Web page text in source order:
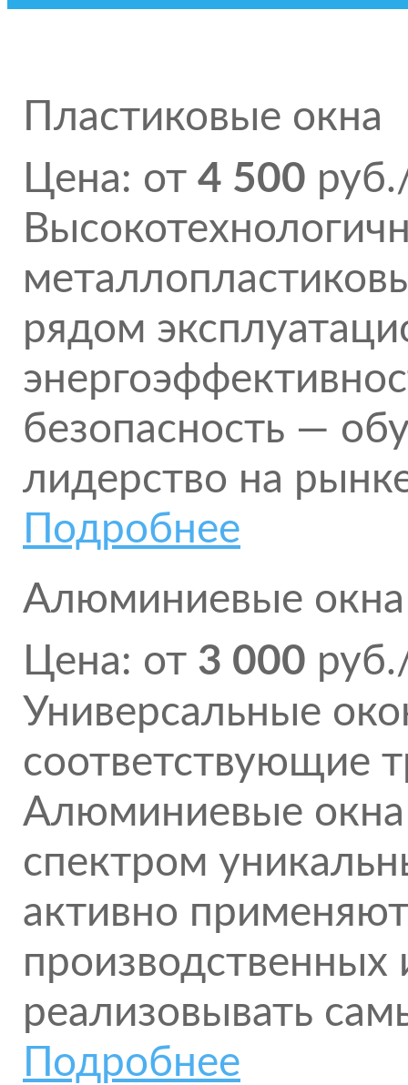
Пластиковые окна
Цена: от 4 500
рядом
безопасность —
лидерство на
Подробнее
Алюминиевые окна
Цена: от 3 000
Универсальные
соответствующие
Алюминиевые
спектром
активно
реализовывать
Подробнее